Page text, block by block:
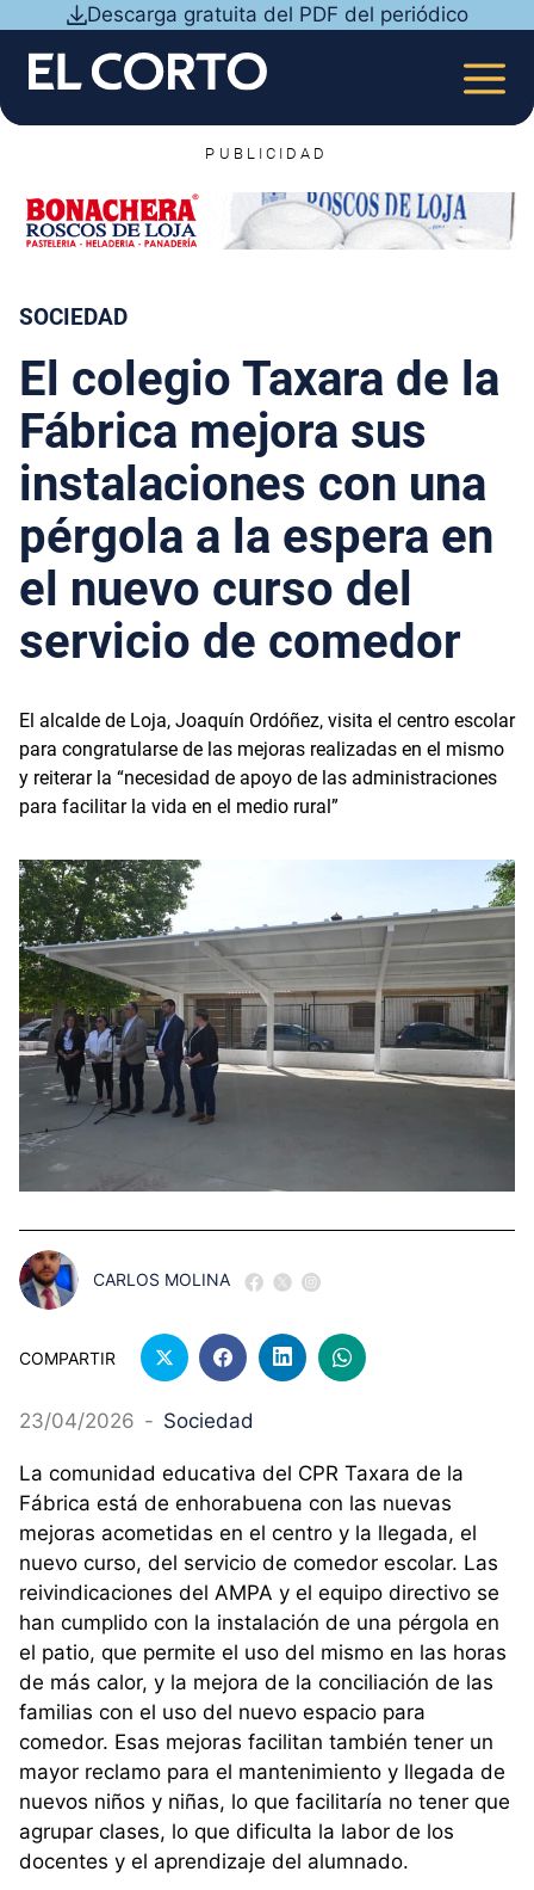
contenido
Descarga gratuita del PDF del periódico
PUBLICIDAD
SOCIEDAD
El colegio Taxara de la
Fábrica mejora sus
instalaciones con una
pérgola a la espera en
el nuevo curso del
servicio de comedor
El alcalde de Loja, Joaquín Ordóñez, visita el centro escolar
para congratularse de las mejoras realizadas en el mismo
y reiterar la “necesidad de apoyo de las administraciones
para facilitar la vida en el medio rural”
CARLOS MOLINA
COMPARTIR
23/04/2026 - Sociedad
La comunidad educativa del CPR Taxara de la
Fábrica está de enhorabuena con las nuevas
mejoras acometidas en el centro y la llegada, el
nuevo curso, del servicio de comedor escolar. Las
reivindicaciones del AMPA y el equipo directivo se
han cumplido con la instalación de una pérgola en
el patio, que permite el uso del mismo en las horas
de más calor, y la mejora de la conciliación de las
familias con el uso del nuevo espacio para
comedor. Esas mejoras facilitan también tener un
mayor reclamo para el mantenimiento y llegada de
nuevos niños y niñas, lo que facilitaría no tener que
agrupar clases, lo que dificulta la labor de los
docentes y el aprendizaje del alumnado.